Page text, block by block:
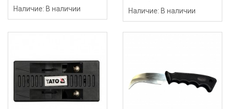
Наличие: В наличии
Наличие: В наличии